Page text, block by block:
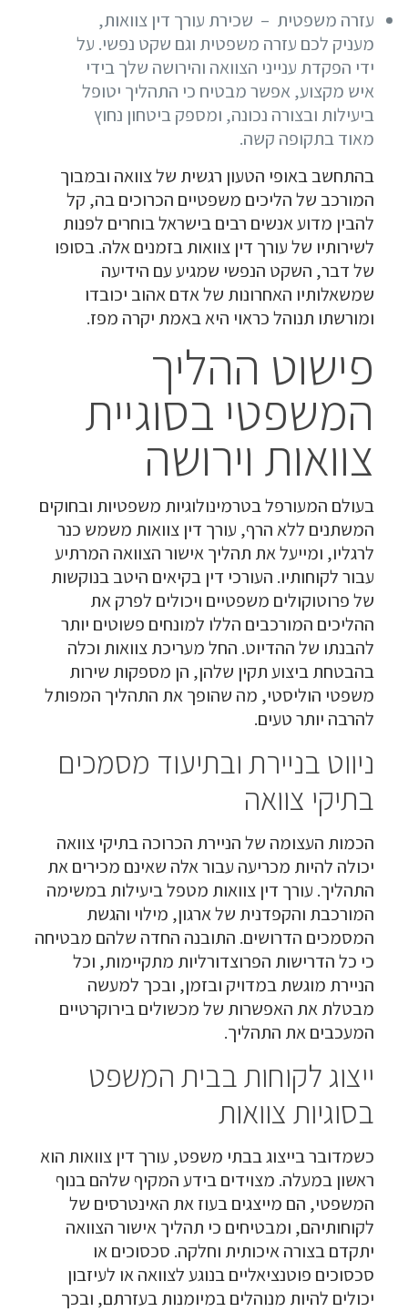
עזרה משפטית – שכירת עורך דין צוואות,
מעניק לכם עזרה משפטית וגם שקט נפשי. על
ידי הפקדת ענייני הצוואה והירושה שלך בידי
איש מקצוע, אפשר מבטיח כי התהליך יטופל
ביעילות ובצורה נכונה, ומספק ביטחון נחוץ
מאוד בתקופה קשה.
בהתחשב באופי הטעון רגשית של צוואה ובמבוך
המורכב של הליכים משפטיים הכרוכים בה, קל
להבין מדוע אנשים רבים בישראל בוחרים לפנות
לשירותיו של עורך דין צוואות בזמנים אלה. בסופו
של דבר, השקט הנפשי שמגיע עם הידיעה
שמשאלותיו האחרונות של אדם אהוב יכובדו
ומורשתו תנוהל כראוי היא באמת יקרה מפז.
פישוט ההליך
המשפטי בסוגיית
צוואות וירושה
בעולם המעורפל בטרמינולוגיות משפטיות ובחוקים
המשתנים ללא הרף, עורך דין צוואות משמש כנר
לרגליו, ומייעל את תהליך אישור הצוואה המרתיע
עבור לקוחותיו. העורכי דין בקיאים היטב בנוקשות
של פרוטוקולים משפטיים ויכולים לפרק את
ההליכים המורכבים הללו למונחים פשוטים יותר
להבנתו של ההדיוט. החל מעריכת צוואות וכלה
בהבטחת ביצוע תקין שלהן, הן מספקות שירות
משפטי הוליסטי, מה שהופך את התהליך המפותל
להרבה יותר טעים.
ניווט בניירת ובתיעוד מסמכים
בתיקי צוואה
הכמות העצומה של הניירת הכרוכה בתיקי צוואה
יכולה להיות מכריעה עבור אלה שאינם מכירים את
התהליך. עורך דין צוואות מטפל ביעילות במשימה
המורכבת והקפדנית של ארגון, מילוי והגשת
המסמכים הדרושים. התובנה החדה שלהם מבטיחה
כי כל הדרישות הפרוצדורליות מתקיימות, וכל
הניירת מוגשת במדויק ובזמן, ובכך למעשה
מבטלת את האפשרות של מכשולים בירוקרטיים
המעכבים את התהליך.
ייצוג לקוחות בבית המשפט
בסוגיות צוואות
כשמדובר בייצוג בבתי משפט, עורך דין צוואות הוא
ראשון במעלה. מצוידים בידע המקיף שלהם בנוף
המשפטי, הם מייצגים בעוז את האינטרסים של
לקוחותיהם, ומבטיחים כי תהליך אישור הצוואה
יתקדם בצורה איכותית וחלקה. סכסוכים או
סכסוכים פוטנציאליים בנוגע לצוואה או לעיזבון
יכולים להיות מנוהלים במיומנות בעזרתם, ובכך